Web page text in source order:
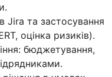
Jira та застосування
оцінка ризиків).
бюджетування,